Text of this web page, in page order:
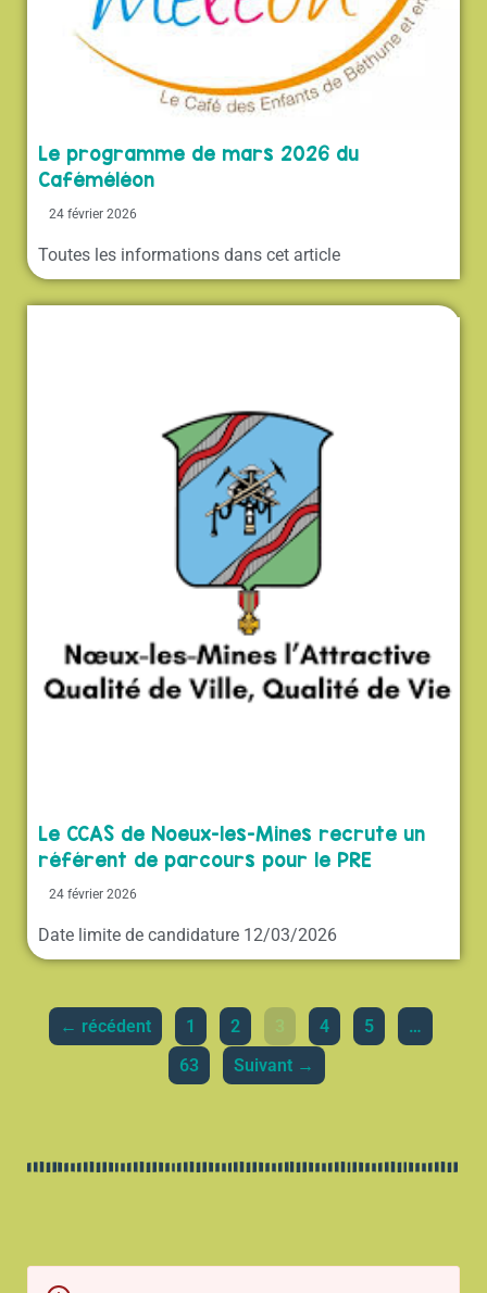
Le programme de mars 2026 du
Caféméléon
24 février 2026
Toutes les informations dans cet article
Le CCAS de Noeux-les-Mines recrute un
référent de parcours pour le PRE
24 février 2026
Date limite de candidature 12/03/2026
← récédent 1 2 4 5
…
63
Suivant →